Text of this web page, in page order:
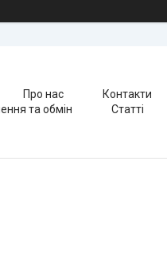
Про нас
Контакти
та обмін Статті